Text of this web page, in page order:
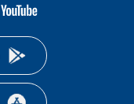
youtube-